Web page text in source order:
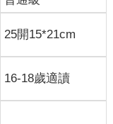
25開15*21cm
16-18歲適讀